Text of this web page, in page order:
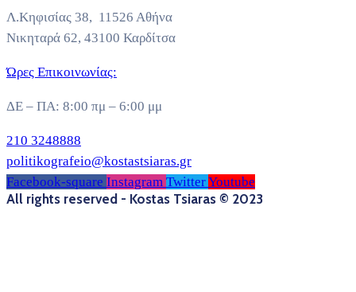
Λ.Κηφισίας 38, 11526 Αθήνα
Νικηταρά 62, 43100 Καρδίτσα
Ώρες Επικοινωνίας:
ΔΕ – ΠΑ: 8:00 πμ – 6:00 μμ
210 3248888
politikografeio@kostastsiaras.gr
Facebook-square Instagram TwitterYoutube
All rights reserved - Kostas Tsiaras © 2023